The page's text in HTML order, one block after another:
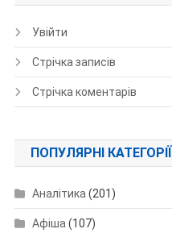
Увійти
Стрічка записів
Стрічка коментарів
ПОПУЛЯРНІ КАТЕГОРІЇ
Аналітика (201)
Афіша (107)